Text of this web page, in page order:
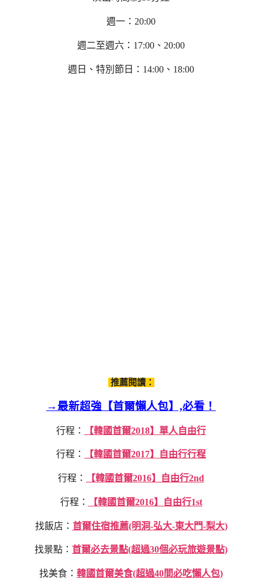
週一：20:00
週二至週六：17:00、20:00
週日、特別節日：14:00、18:00
推薦閱讀：
→最新超強【首爾懶人包】,必看！
行程： 【韓國首爾2018】單人自由行
行程： 【韓國首爾2017】自由行行程
行程： 【韓國首爾2016】自由行2nd
行程： 【韓國首爾2016】自由行1st
找飯店： 首爾住宿推薦(明洞-弘大-東大門-梨大)
找景點： 首爾必去景點(超過30個必玩旅遊景點)
找美食： 韓國首爾美食(超過40間必吃懶人包)